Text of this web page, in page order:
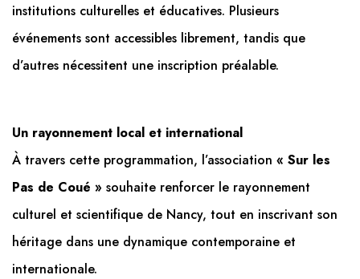
institutions culturelles et éducatives. Plusieurs
événements sont accessibles librement, tandis que
d’autres nécessitent une inscription préalable.
Un rayonnement local et international
À travers cette programmation, l’association « Sur les
Pas de Coué » souhaite renforcer le rayonnement
culturel et scientifique de Nancy, tout en inscrivant son
héritage dans une dynamique contemporaine et
internationale.